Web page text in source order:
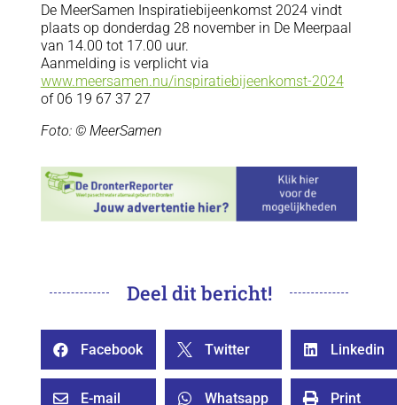
De MeerSamen Inspiratiebijeenkomst 2024 vindt
plaats op donderdag 28 november in De Meerpaal
van 14.00 tot 17.00 uur.
Aanmelding is verplicht via
www.meersamen.nu/inspiratiebijeenkomst-2024
of 06 19 67 37 27
Foto: © MeerSamen
Deel dit bericht!
 Facebook  Twitter  Linkedin
 E-mail  Whatsapp  Print